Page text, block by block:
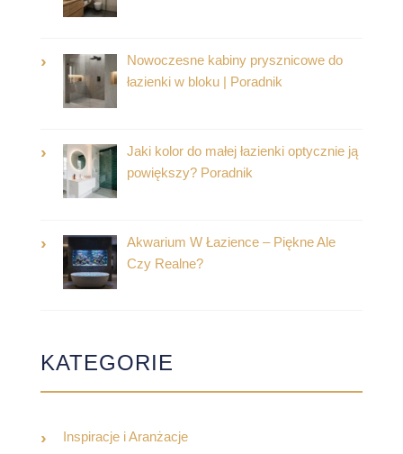
Nowoczesne kabiny prysznicowe do
łazienki w bloku | Poradnik
Jaki kolor do małej łazienki optycznie ją
powiększy? Poradnik
Akwarium W Łazience – Piękne Ale
Czy Realne?
KATEGORIE
Inspiracje i Aranżacje